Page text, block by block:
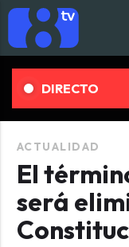
DIRECTO
ACTUALIDAD
El
será